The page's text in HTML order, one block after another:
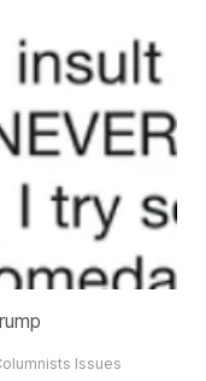
격한 발언들과 행동들은
란이 되었고 급기야 대통
Issues